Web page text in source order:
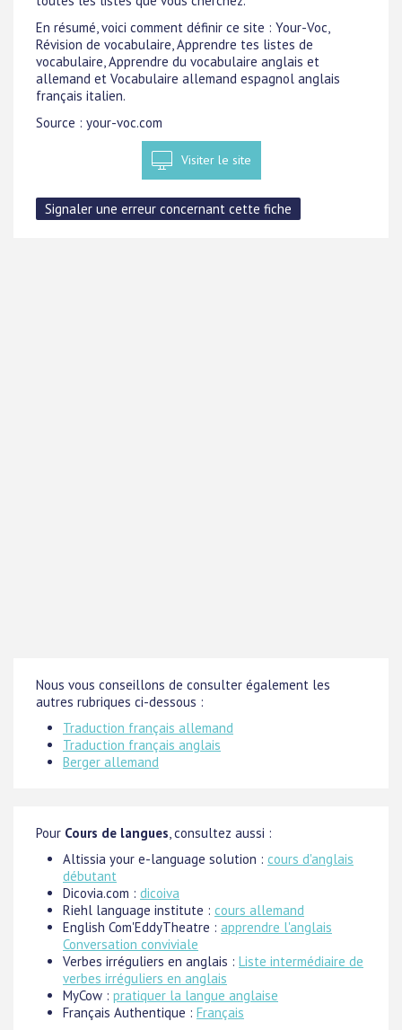
En résumé, voici comment définir ce site : Your-Voc,
Révision de vocabulaire, Apprendre tes listes de
vocabulaire, Apprendre du vocabulaire anglais et
allemand et Vocabulaire allemand espagnol anglais
français italien.
Source : your-voc.com
Visiter le site
Nous vous conseillons de consulter également les
autres rubriques ci-dessous :
Traduction français allemand
Traduction français anglais
Berger allemand
Pour Cours de langues, consultez aussi :
Altissia your e-language solution : cours d'anglais
débutant
Dicovia.com : dicoiva
Riehl language institute : cours allemand
English Com'EddyTheatre : apprendre l'anglais
Conversation conviviale
Verbes irréguliers en anglais : Liste intermédiaire de
verbes irréguliers en anglais
MyCow : pratiquer la langue anglaise
Français Authentique : Français